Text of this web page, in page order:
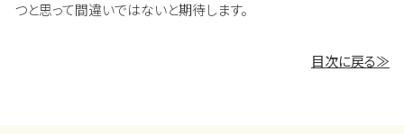
つと思って間違いではないと期待します。
目次に戻る≫